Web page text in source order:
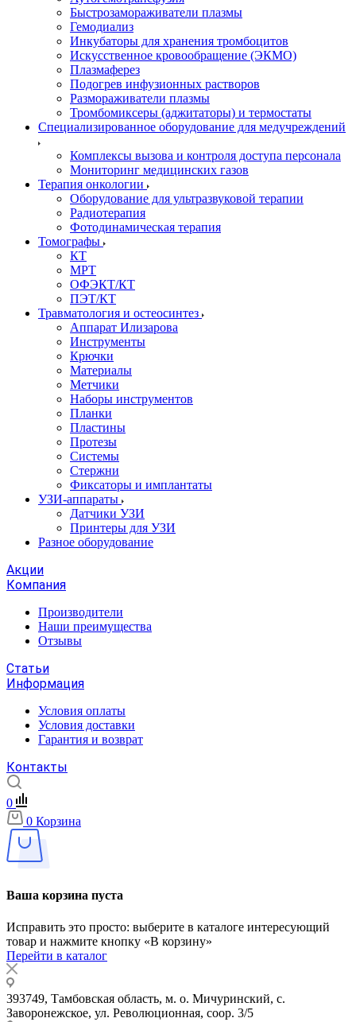
Быстрозамораживатели плазмы
Гемодиализ
Инкубаторы для хранения тромбоцитов
Искусственное кровообращение (ЭКМО)
Плазмаферез
Подогрев инфузионных растворов
Размораживатели плазмы
Тромбомиксеры (аджитаторы) и термостаты
Специализированное оборудование для медучреждений
Комплексы вызова и контроля доступа персонала
Мониторинг медицинских газов
Терапия онкологии
Оборудование для ультразвуковой терапии
Радиотерапия
Фотодинамическая терапия
Томографы
КТ
МРТ
ОФЭКТ/КТ
ПЭТ/КТ
Травматология и остеосинтез
Аппарат Илизарова
Инструменты
Крючки
Материалы
Метчики
Наборы инструментов
Планки
Пластины
Протезы
Системы
Стержни
Фиксаторы и имплантаты
УЗИ-аппараты
Датчики УЗИ
Принтеры для УЗИ
Разное оборудование
Акции
Компания
Производители
Наши преимущества
Отзывы
Статьи
Информация
Условия оплаты
Условия доставки
Гарантия и возврат
Контакты
0
0 Корзина
Ваша корзина пуста
Исправить это просто: выберите в каталоге интересующий
товар и нажмите кнопку «В корзину»
Перейти в каталог
393749, Тамбовская область, м. о. Мичуринский, с.
Заворонежское, ул. Революционная, соор. 3/5